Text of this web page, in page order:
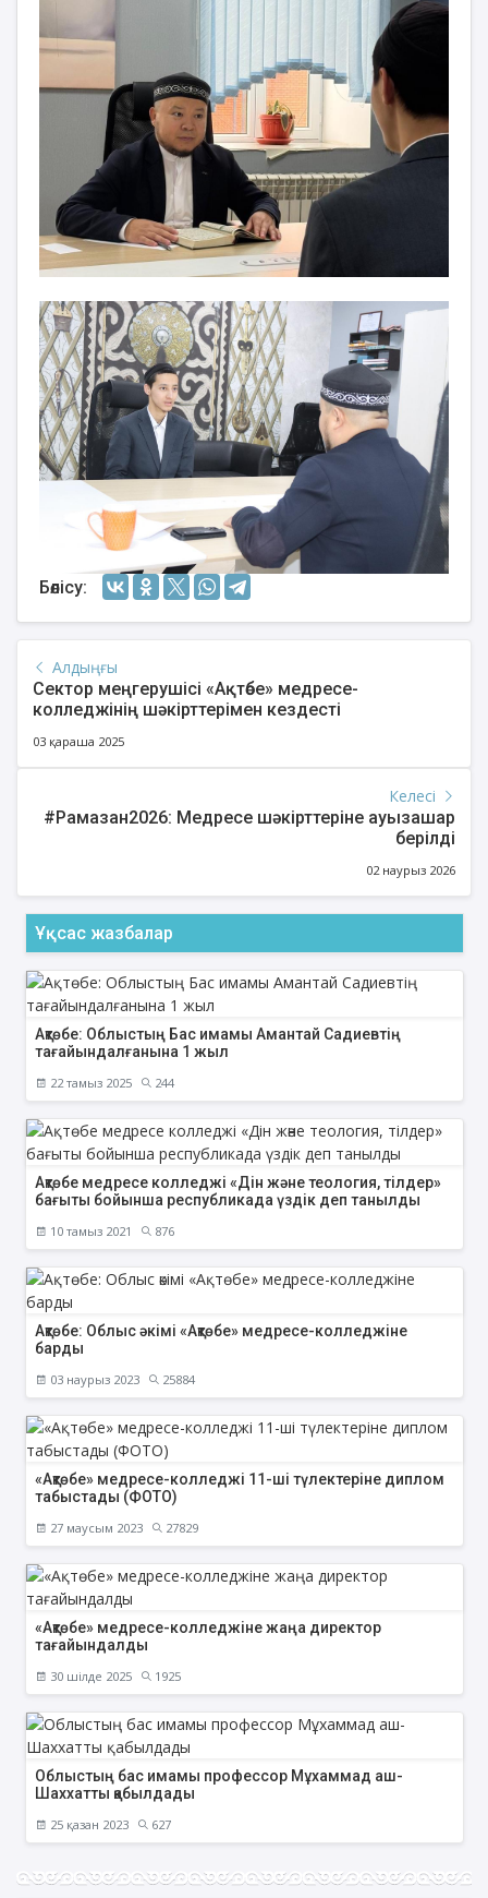
Бөлісу:
Алдыңғы
Сектор меңгерушісі «Ақтөбе» медресе-
колледжінің шәкірттерімен кездесті
03 қараша 2025
Келесі
#Рамазан2026: Медресе шәкірттеріне ауызашар
берілді
02 наурыз 2026
Ұқсас жазбалар
Ақтөбе: Облыстың Бас имамы Амантай Садиевтің
тағайындалғанына 1 жыл
22 тамыз 2025 244
Ақтөбе медресе колледжі «Дін және теология, тілдер»
бағыты бойынша республикада үздік деп танылды
10 тамыз 2021 876
Ақтөбе: Облыс әкімі «Ақтөбе» медресе-колледжіне
барды
03 наурыз 2023 25884
«Ақтөбе» медресе-колледжі 11-ші түлектеріне диплом
табыстады (ФОТО)
27 маусым 2023 27829
«Ақтөбе» медресе-колледжіне жаңа директор
тағайындалды
30 шілде 2025 1925
Облыстың бас имамы профессор Мұхаммад аш-
Шаххатты қабылдады
25 қазан 2023 627